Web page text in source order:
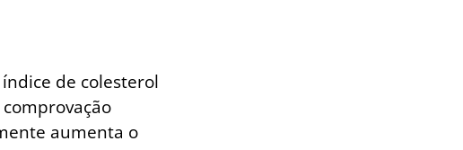
de colesterol
aumenta o